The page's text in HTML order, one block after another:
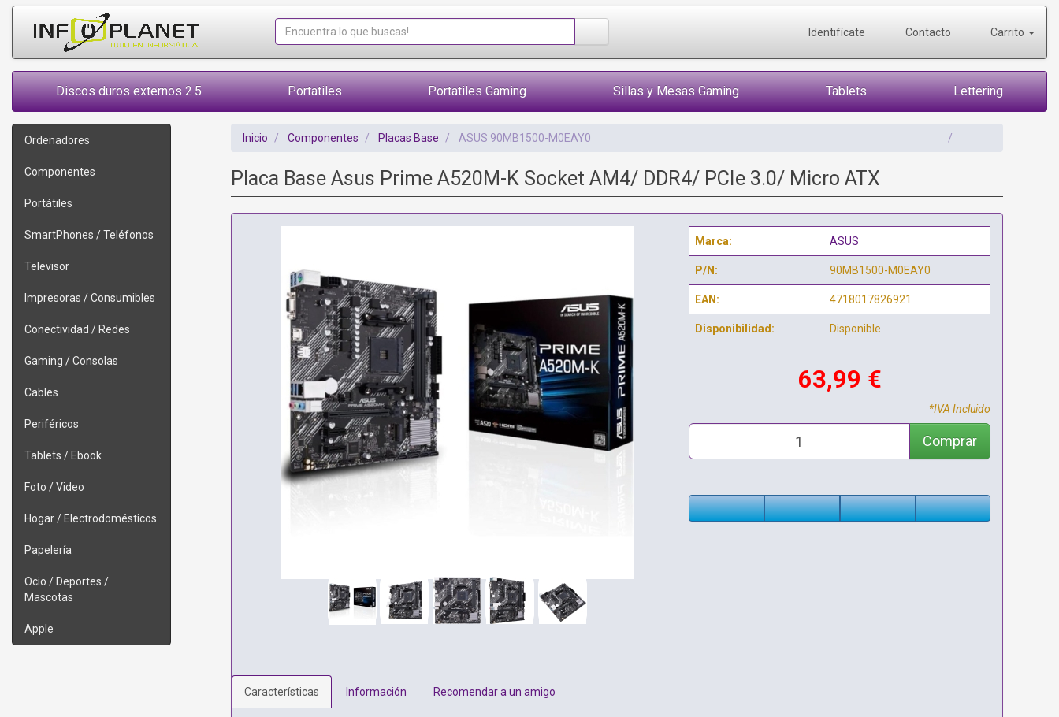
Identifícate Contacto Carrito
Discos duros externos 2.5 Portatiles Portatiles Gaming Sillas y Mesas Gaming Tablets Lettering
Ordenadores
Componentes
Portátiles
SmartPhones / Teléfonos
Televisor
Impresoras / Consumibles
Conectividad / Redes
Gaming / Consolas
Cables
Periféricos
Tablets / Ebook
Foto / Video
Hogar / Electrodomésticos
Papelería
Ocio / Deportes /
Mascotas
Apple
Inicio Componentes Placas Base ASUS 90MB1500-M0EAY0
Placa Base Asus Prime A520M-K Socket AM4/ DDR4/ PCIe 3.0/ Micro ATX
Marca: ASUS
P/N: 90MB1500-M0EAY0
EAN: 4718017826921
Disponibilidad: Disponible
63,99 €
*IVA Incluido
Comprar
Características Información Recomendar a un amigo